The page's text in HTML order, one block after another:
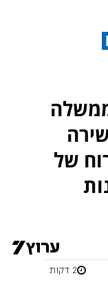
של
2 דקות